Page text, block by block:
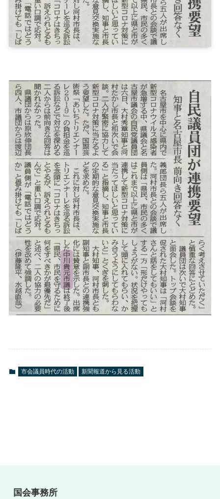
市会議員時代の活動 新聞報道から見る活動
国会事務所